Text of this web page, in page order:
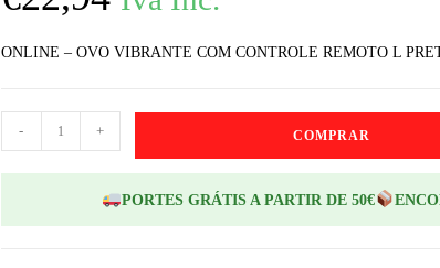
ONLINE – OVO VIBRANTE COM CONTROLE REMOTO L
- + COMPRAR
PORTES GRÁTIS A PARTIR DE 50€